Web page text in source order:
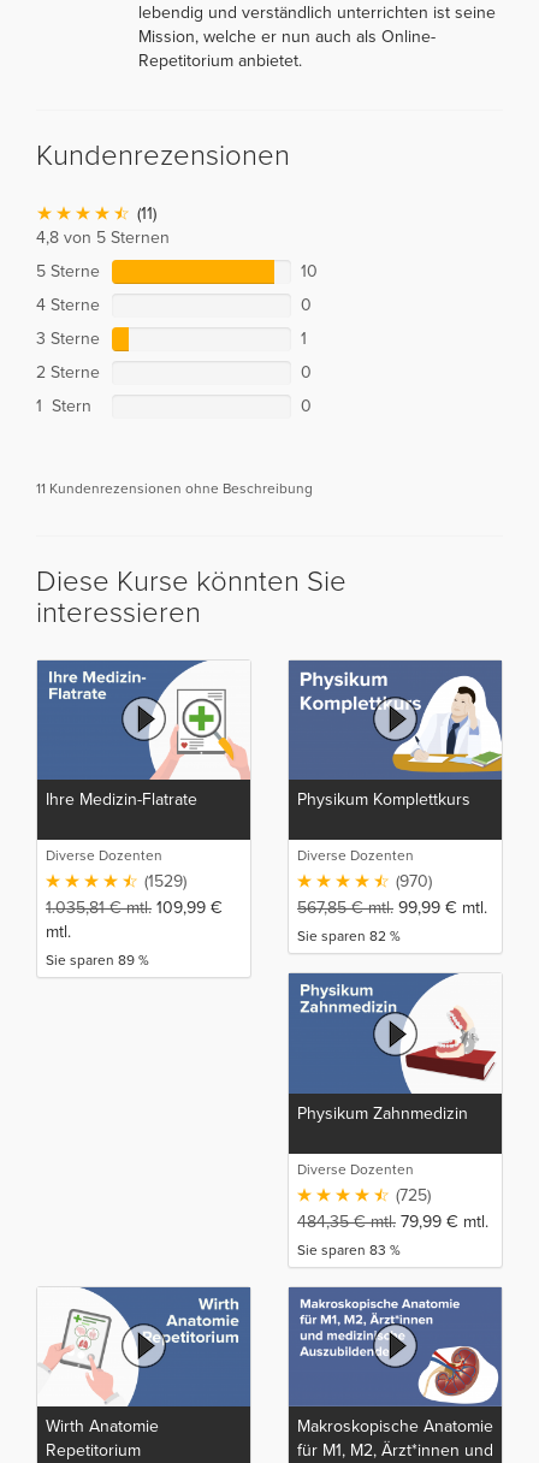
lebendig und verständlich unterrichten ist seine
Mission, welche er nun auch als Online-
Repetitorium anbietet.
Kundenrezensionen
(11)
4,8 von 5 Sternen
5 Sterne
10
4 Sterne
0
3 Sterne
1
2 Sterne
0
1 Stern
0
11 Kundenrezensionen ohne Beschreibung
Diese Kurse könnten Sie
interessieren
Ihre Medizin-Flatrate
Diverse Dozenten
(1529)
1.035,81€mtl. 109,99 €
mtl.
Sie sparen 89 %
Physikum Komplettkurs
Diverse Dozenten
(970)
567,85€mtl. 99,99 € mtl.
Sie sparen 82 %
Physikum Zahnmedizin
Diverse Dozenten
(725)
484,35€mtl. 79,99 € mtl.
Sie sparen 83 %
Wirth Anatomie
Repetitorium
Makroskopische Anatomie
für M1, M2, Ärzt*innen und